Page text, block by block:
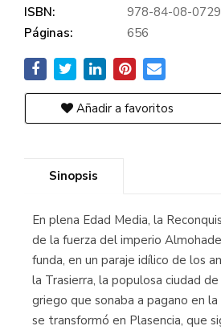
ISBN:
978-84-08-
Páginas:
656
Añadir a favoritos
Sinopsis
En plena Edad Media, la
de la fuerza del imperio
funda, en un paraje idílico de los
la Trasierra, la populosa ciudad
griego que sonaba a pagano en
se transformó en Plasencia, que